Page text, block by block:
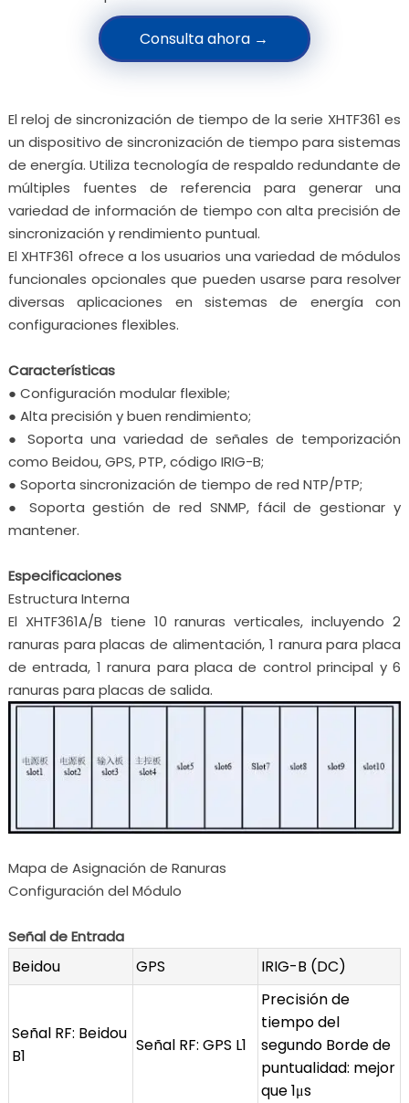
Consulta ahora →
El reloj de sincronización de tiempo de la serie XHTF361 es
un dispositivo de sincronización de tiempo para sistemas
de energía. Utiliza tecnología de respaldo redundante de
múltiples fuentes de referencia para generar una
variedad de información de tiempo con alta precisión de
sincronización y rendimiento puntual.
El XHTF361 ofrece a los usuarios una variedad de módulos
funcionales opcionales que pueden usarse para resolver
diversas aplicaciones en sistemas de energía con
configuraciones flexibles.
Características
● Configuración modular flexible;
● Alta precisión y buen rendimiento;
● Soporta una variedad de señales de temporización
como Beidou, GPS, PTP, código IRIG-B;
● Soporta sincronización de tiempo de red NTP/PTP;
● Soporta gestión de red SNMP, fácil de gestionar y
mantener.
Especificaciones
Estructura Interna
El XHTF361A/B tiene 10 ranuras verticales, incluyendo 2
ranuras para placas de alimentación, 1 ranura para placa
de entrada, 1 ranura para placa de control principal y 6
ranuras para placas de salida.
Mapa de Asignación de Ranuras
Configuración del Módulo
Señal de Entrada
Beidou GPS IRIG-B (DC)
Señal RF: Beidou
B1
Señal RF: GPS L1
Precisión de
tiempo del
segundo Borde de
puntualidad: mejor
que 1μs